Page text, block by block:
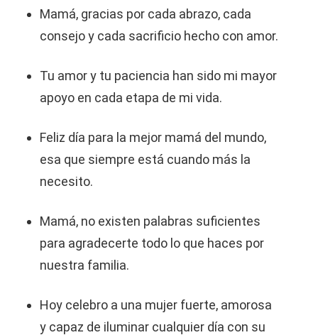
Mamá, gracias por cada abrazo, cada
consejo y cada sacrificio hecho con amor.
Tu amor y tu paciencia han sido mi mayor
apoyo en cada etapa de mi vida.
Feliz día para la mejor mamá del mundo,
esa que siempre está cuando más la
necesito.
Mamá, no existen palabras suficientes
para agradecerte todo lo que haces por
nuestra familia.
Hoy celebro a una mujer fuerte, amorosa
y capaz de iluminar cualquier día con su